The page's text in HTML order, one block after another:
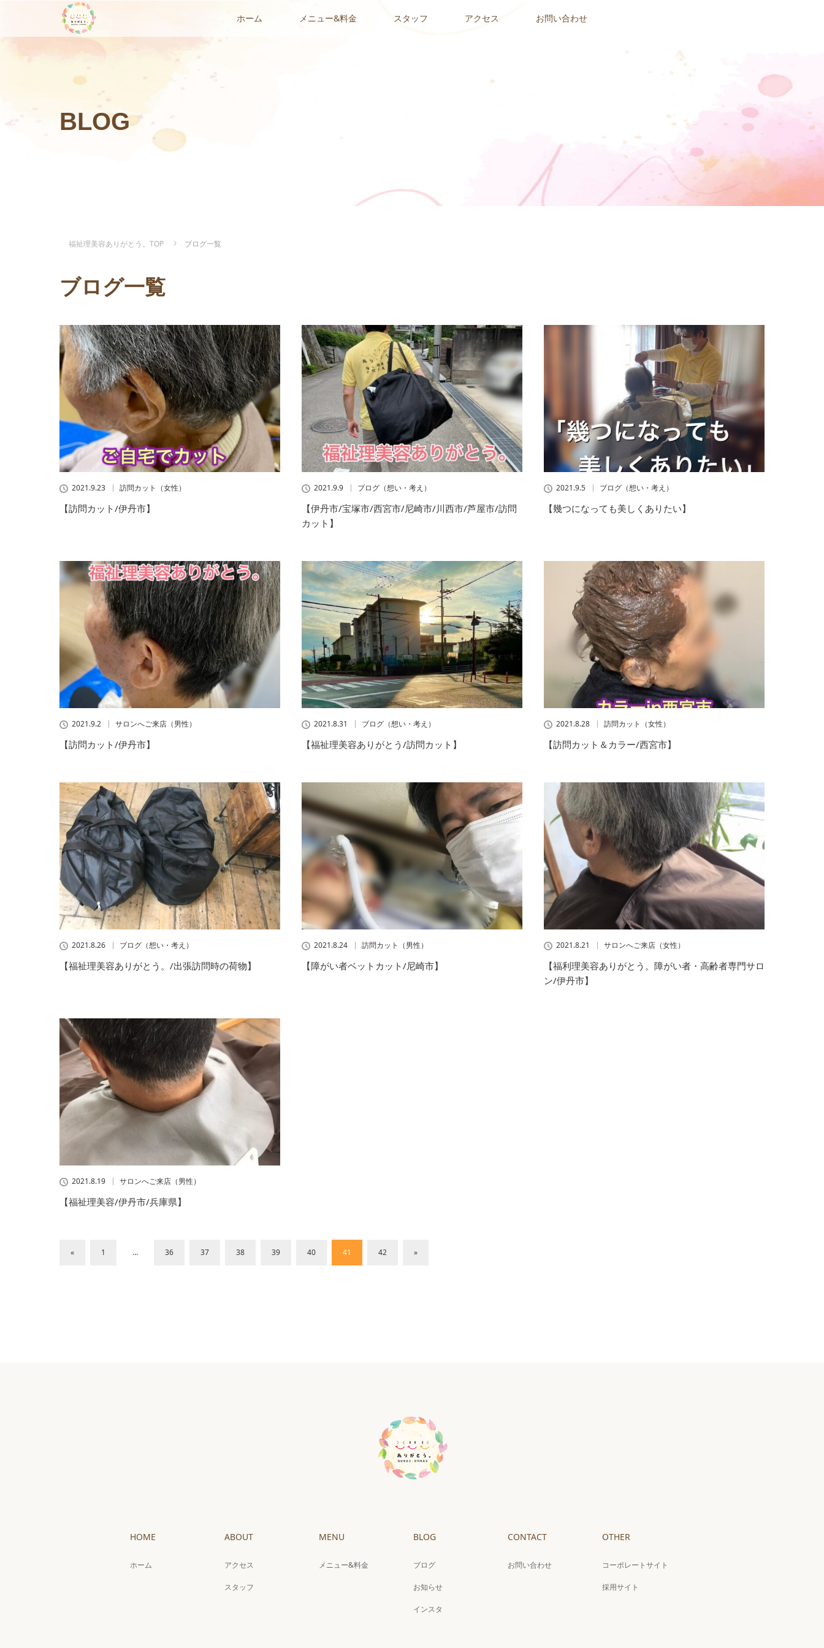
ホーム メニュー&料金 スタッフ アクセス お問い合わせ
BLOG
福祉理美容ありがとう。TOP ブログ一覧
ブログ一覧
2021.9.23 訪問カット（女性）
【訪問カット/伊丹市】
2021.9.9 ブログ（想い・考え）
【伊丹市/宝塚市/西宮市/尼崎市/川西市/芦屋市/訪問
カット】
2021.9.5 ブログ（想い・考え）
【幾つになっても美しくありたい】
2021.9.2 サロンへご来店（男性）
【訪問カット/伊丹市】
2021.8.31 ブログ（想い・考え）
【福祉理美容ありがとう/訪問カット】
2021.8.28 訪問カット（女性）
【訪問カット＆カラー/西宮市】
2021.8.26 ブログ（想い・考え）
【福祉理美容ありがとう。/出張訪問時の荷物】
2021.8.24 訪問カット（男性）
【障がい者ベットカット/尼崎市】
2021.8.21 サロンへご来店（女性）
【福利理美容ありがとう。障がい者・高齢者専門サロ
ン/伊丹市】
2021.8.19 サロンへご来店（男性）
【福祉理美容/伊丹市/兵庫県】
« 1 … 36 37 38 39 40 41 42 »
HOME
ホーム
ABOUT
アクセス
スタッフ
MENU
メニュー&料金
BLOG
ブログ
お知らせ
インスタ
CONTACT
お問い合わせ
OTHER
コーポレートサイト
採用サイト